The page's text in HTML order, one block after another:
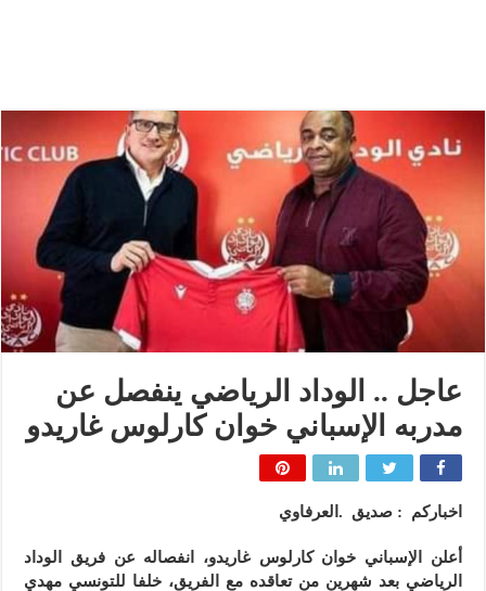
عاجل .. الوداد الرياضي ينفصل عن
مدربه الإسباني خوان كارلوس غاريدو
اخباركم : صديق .العرفاوي
أعلن الإسباني خوان كارلوس غاريدو، انفصاله عن فريق الوداد
الرياضي بعد شهرين من تعاقده مع الفريق، خلفا للتونسي مهدي